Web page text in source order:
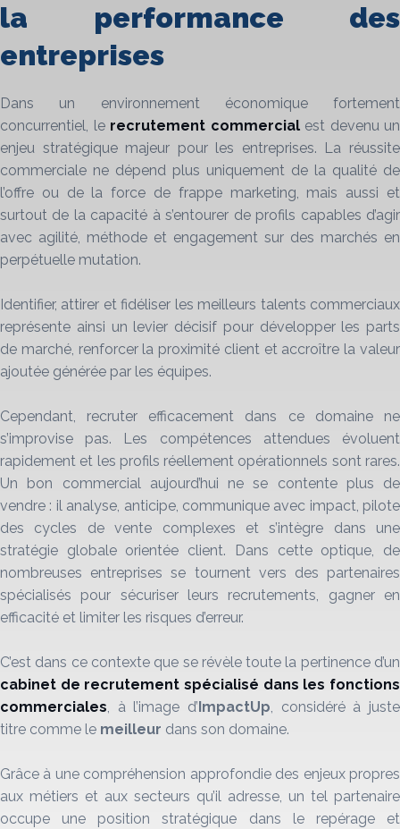
la performance des
entreprises
Dans un environnement économique fortement
concurrentiel, le recrutement commercialest devenu un
enjeu stratégique majeur pour les entreprises. La réussite
commerciale ne dépend plus uniquement de la qualité de
l’offre ou de la force de frappe marketing, mais aussi et
surtout de la capacité à s’entourer de profils capables d’agir
avec agilité, méthode et engagement sur des marchés en
perpétuelle mutation.
Identifier, attirer et fidéliser les meilleurs talents commerciaux
représente ainsi un levier décisif pour développer les parts
de marché, renforcer la proximité client et accroître la valeur
ajoutée générée par les équipes.
Cependant, recruter efficacement dans ce domaine ne
s’improvise pas. Les compétences attendues évoluent
rapidement et les profils réellement opérationnels sont rares.
Un bon commercial aujourd’hui ne se contente plus de
vendre : il analyse, anticipe, communique avec impact, pilote
des cycles de vente complexes et s’intègre dans une
stratégie globale orientée client. Dans cette optique, de
nombreuses entreprises se tournent vers des partenaires
spécialisés pour sécuriser leurs recrutements, gagner en
efficacité et limiter les risques d’erreur.
C’est dans ce contexte que se révèle toute la pertinence d’un
cabinet de recrutement spécialisé dans les fonctions
commerciales, à l’image d’ ImpactUp, considéré à juste
titre comme le meilleur dans son domaine.
Grâce à une compréhension approfondie des enjeux propres
aux métiers et aux secteurs qu’il adresse, un tel partenaire
occupe une position stratégique dans le repérage et